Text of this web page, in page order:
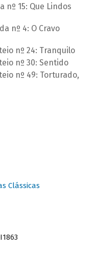
nº 15: Que Lindos
nº 4: O Cravo
nº 24: Tranquilo
nº 30: Sentido
nº 49: Torturado,
Clássicas